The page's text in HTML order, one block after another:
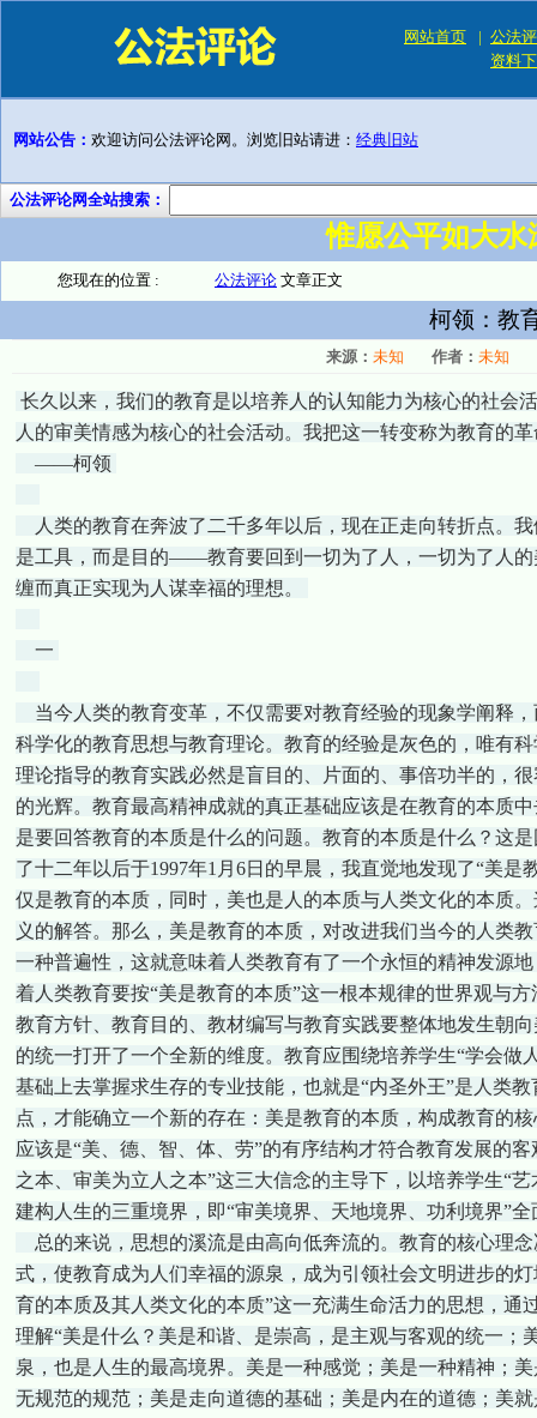
网站首页 | 公法
资料
网站公告： 欢迎访问公法评论网。浏览旧站请进： 经典旧站
公法评论网全站搜索：
惟愿公平如大
您现在的位置 : 公法评论 文章正文
柯领：教
来源： 未知 作者： 未知
长久以来，我们的教育是以培养人的认知能力为核心的社会
人的审美情感为核心的社会活动。我把这一转变称为教育的
——柯领
人类的教育在奔波了二千多年以后，现在正走向转折点。
是工具，而是目的——教育要回到一切为了人，一切为了人
缠而真正实现为人谋幸福的理想。
一
当今人类的教育变革，不仅需要对教育经验的现象学阐释
科学化的教育思想与教育理论。教育的经验是灰色的，唯有
理论指导的教育实践必然是盲目的、片面的、事倍功半的，
的光辉。教育最高精神成就的真正基础应该是在教育的本质
是要回答教育的本质是什么的问题。教育的本质是什么？这
了十二年以后于1997年1月6日的早晨，我直觉地发现了“美
仅是教育的本质，同时，美也是人的本质与人类文化的本质
义的解答。那么，美是教育的本质，对改进我们当今的人类
一种普遍性，这就意味着人类教育有了一个永恒的精神发源
着人类教育要按“美是教育的本质”这一根本规律的世界观与
教育方针、教育目的、教材编写与教育实践要整体地发生朝
的统一打开了一个全新的维度。教育应围绕培养学生“学会
基础上去掌握求生存的专业技能，也就是“内圣外王”是人类
点，才能确立一个新的存在：美是教育的本质，构成教育的
应该是“美、德、智、体、劳”的有序结构才符合教育发展的
之本、审美为立人之本”这三大信念的主导下，以培养学生“
建构人生的三重境界，即“审美境界、天地境界、功利境界”
总的来说，思想的溪流是由高向低奔流的。教育的核心理
式，使教育成为人们幸福的源泉，成为引领社会文明进步的
育的本质及其人类文化的本质”这一充满生命活力的思想，
理解“美是什么？美是和谐、是崇高，是主观与客观的统一
泉，也是人生的最高境界。美是一种感觉；美是一种精神；
无规范的规范；美是走向道德的基础；美是内在的道德；美